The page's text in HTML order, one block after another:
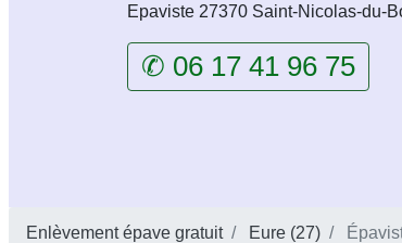
Epaviste 27370 Saint-Nicolas-du-
✆ 06 17 41 96 75
Enlèvement épave gratuit Eure (27)